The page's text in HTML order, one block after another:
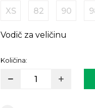
XS 82 90
Vodič za veličinu
Količina: